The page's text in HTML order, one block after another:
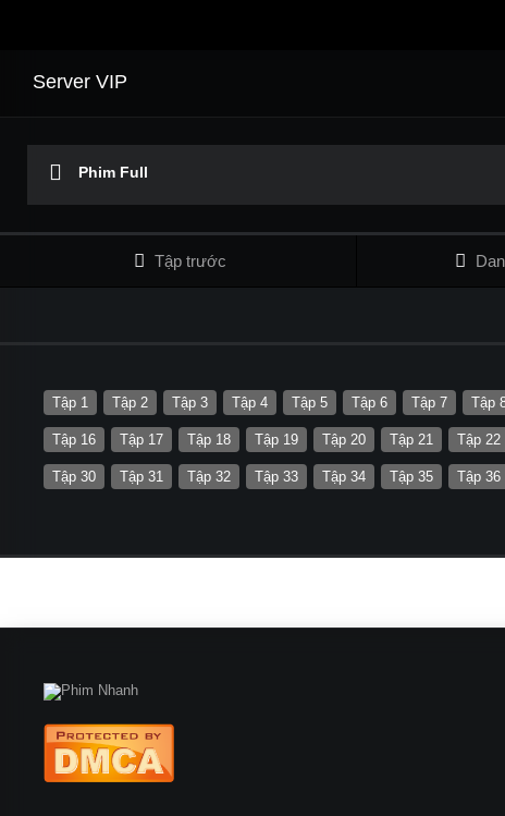
Server VIP
Phim Full
Tập trước
Tập 1 Tập 2 Tập 3 Tập 4 Tập 5 Tập 6 Tập 7 Tập
Tập 16 Tập 17 Tập 18 Tập 19 Tập 20 Tập 21 Tập 22
Tập 30 Tập 31 Tập 32 Tập 33 Tập 34 Tập 35 Tập 36